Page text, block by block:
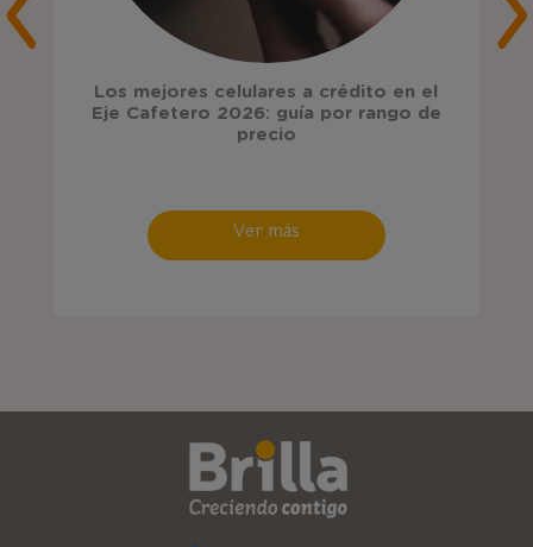
Los mejores celulares a crédito en el
Eje Cafetero 2026: guía por rango de
precio
Ver más